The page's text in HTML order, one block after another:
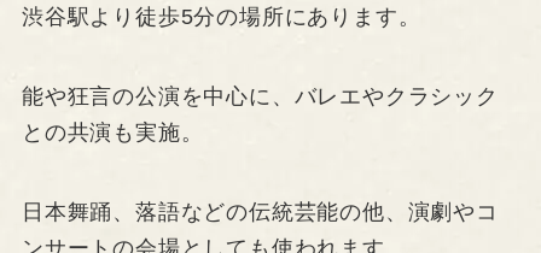
渋谷駅より徒歩5分の場所にあります。
能や狂言の公演を中心に、バレエやクラシック
との共演も実施。
日本舞踊、落語などの伝統芸能の他、演劇やコ
ンサートの会場としても使われます。